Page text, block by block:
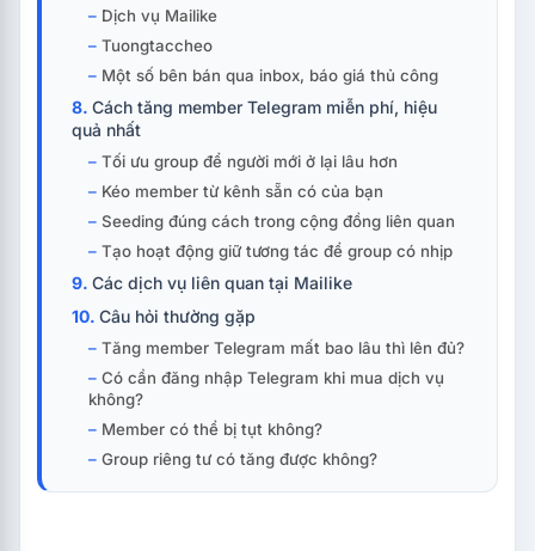
Dịch vụ Mailike
Tuongtaccheo
Một số bên bán qua inbox, báo giá thủ công
Cách tăng member Telegram miễn phí, hiệu
quả nhất
Tối ưu group để người mới ở lại lâu hơn
Kéo member từ kênh sẵn có của bạn
Seeding đúng cách trong cộng đồng liên quan
Tạo hoạt động giữ tương tác để group có nhịp
Các dịch vụ liên quan tại Mailike
Câu hỏi thường gặp
Tăng member Telegram mất bao lâu thì lên đủ?
Có cần đăng nhập Telegram khi mua dịch vụ
không?
Member có thể bị tụt không?
Group riêng tư có tăng được không?